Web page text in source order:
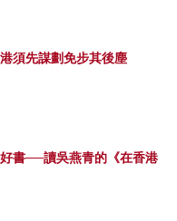
須先謀劃免步其後塵
書──讀吳燕青的《在香港